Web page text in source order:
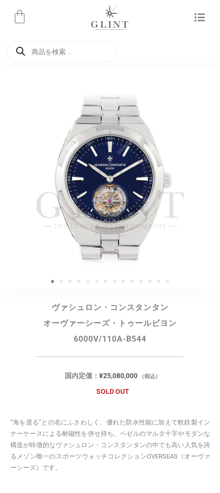
ヴァシュロン・コンスタンタン
オーヴァーシーズ・トゥールビヨン
6000V/110A-B544
国内定価： ¥25,080,000 （税込）
SOLD OUT
“海を渡る”との名にふさわしく、優れた防水性能に加えて軟鉄製イン
ナーケースによる耐磁性を併せ持ち、ベゼルのマルタ十字やモダンな
構造が特徴的なヴァシュロン・コンスタンタンの中でも高い人気を誇
るメゾン唯一のスポーツウォッチコレクションOVERSEAS（オーヴァ
ーシーズ）です。